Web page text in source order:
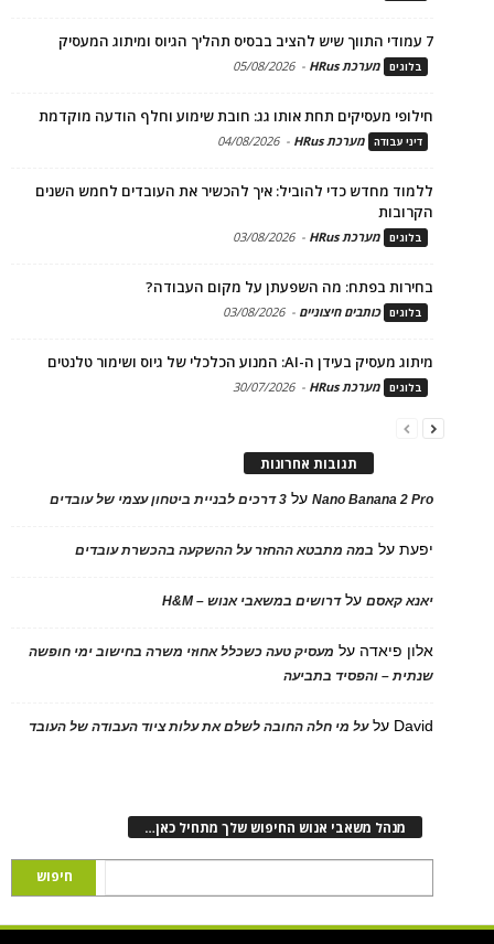
7 עמודי התווך שיש להציב בבסיס תהליך הגיוס ומיתוג המעסיק
בלוגים מערכת HRus -
05/08/2026
חילופי מעסיקים תחת אותו גג: חובת שימוע וחלף הודעה מוקדמת
דיני עבודה מערכת HRus -
04/08/2026
ללמוד מחדש כדי להוביל: איך להכשיר את העובדים לחמש השנים
הקרובות
בלוגים מערכת HRus -
03/08/2026
בחירות בפתח: מה השפעתן על מקום העבודה?
בלוגים כותבים חיצוניים -
03/08/2026
מיתוג מעסיק בעידן ה-AI: המנוע הכלכלי של גיוס ושימור טלנטים
בלוגים מערכת HRus -
30/07/2026
תגובות אחרונות
Nano Banana 2 Proעל 3 דרכים לבניית ביטחון עצמי של עובדים
יפעתעל במה מתבטא ההחזר על ההשקעה בהכשרת עובדים
יאנא קאסםעלדרושים במשאבי אנוש – H&M
אלון פיאדה על מעסיק טעה כשכלל אחוזי משרה בחישוב ימי חופשה
שנתית – והפסיד בתביעה
David עלעל מי חלה החובה לשלם את עלות ציוד העבודה של העובד
מנהל משאבי אנוש החיפוש שלך מתחיל כאן…